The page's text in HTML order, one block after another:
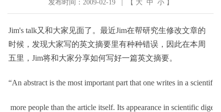
发布时间：2009-02-19 | 【 大 中 小】
Jim's talk又和大家见面了。最近Jim在帮研究生修改文章的
时候，发现大家写的英文摘要里有种种错误，因此在本周
五里，Jim将和大家分享如何写好一篇英文摘要。
“An abstract is the most important part that one writes in a
more people than the article itself. Its appearance in scientific